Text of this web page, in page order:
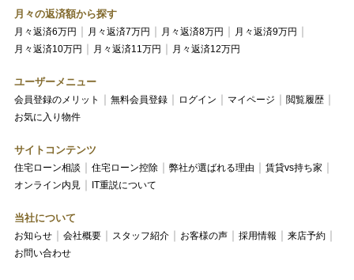
月々の返済額から探す
月々返済6万円 月々返済7万円 月々返済8万円
月々返済9万円
月々返済10万円
月々返済11万円 月々返済12万円
ユーザーメニュー
会員登録のメリット 無料会員登録 ログイン マイページ
閲覧履歴
お気に入り物件
サイトコンテンツ
住宅ローン相談 住宅ローン控除 弊社が選ばれる理由
賃貸vs持ち家
オンライン内見
IT重説について
当社について
お知らせ 会社概要 スタッフ紹介 お客様の声 採用情報
来店予約
お問い合わせ